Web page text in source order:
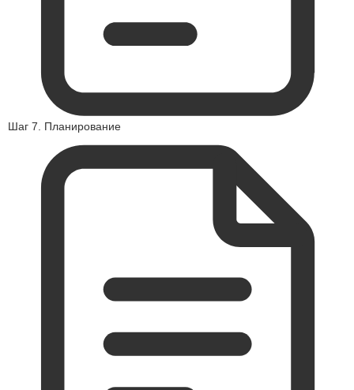
Шаг 7. Планирование